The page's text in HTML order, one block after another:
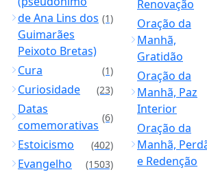
de Ana Lins dos
Guimarães
Peixoto Bretas)
(1)
Cura (1)
Curiosidade (23)
Datas
comemorativas
(6)
Estoicismo (402)
Evangelho (1503)
Renovação
Oração da
Manhã,
Gratidão
Oração da
Manhã, Paz
Interior
Oração da
Manhã,
e Redenção